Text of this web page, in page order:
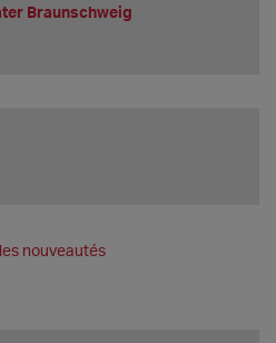
Braunschweig
nouveautés